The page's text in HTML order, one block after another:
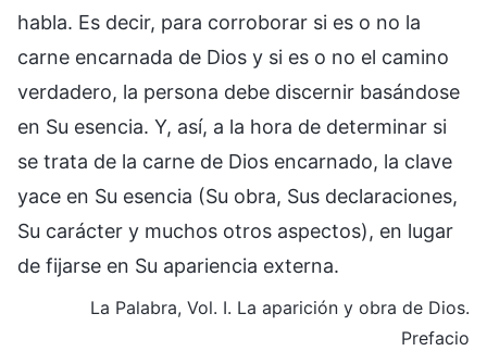
habla. Es decir, para corroborar si es o no la
carne encarnada de Dios y si es o no el camino
verdadero, la persona debe discernir basándose
en Su esencia. Y, así, a la hora de determinar si
se trata de la carne de Dios encarnado, la clave
yace en Su esencia (Su obra, Sus declaraciones,
Su carácter y muchos otros aspectos), en lugar
de fijarse en Su apariencia externa.
La Palabra, Vol. I. La aparición y obra de Dios.
Prefacio